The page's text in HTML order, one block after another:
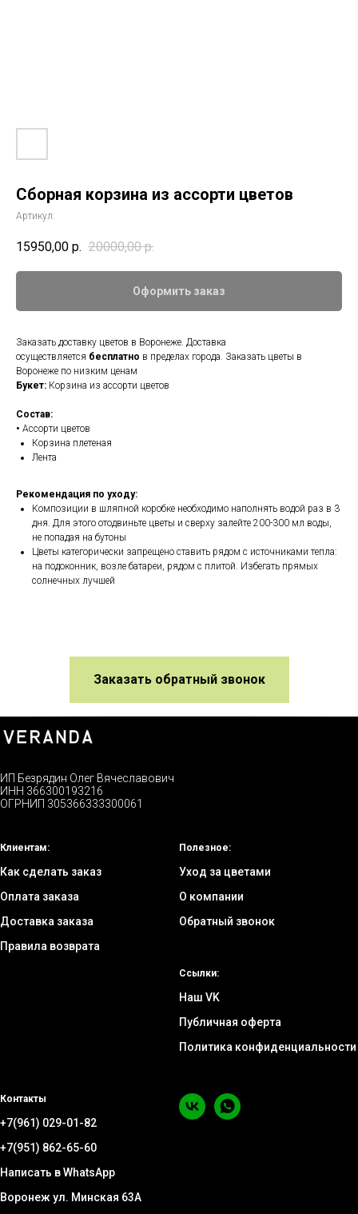
Сборная корзина из ассорти цветов
Артикул:
15950,00 р. 20000,00 р.
Оформить заказ
Заказать доставку цветов в Воронеже. Доставка
осуществляется бесплатно в пределах города. Заказать цветы в
Воронеже по низким ценам
Букет: Корзина из ассорти цветов
Состав:
• Ассорти цветов
Корзина плетеная
Лента
Рекомендация по уходу:
Композиции в шляпной коробке необходимо наполнять водой раз в 3
дня. Для этого отодвиньте цветы и сверху залейте 200-300 мл воды,
не попадая на бутоны
Цветы категорически запрещено ставить рядом с источниками тепла:
на подоконник, возле батареи, рядом с плитой. Избегать прямых
солнечных лучшей
Заказать обратный звонок
ИП Безрядин Олег Вячеславович
ИНН 366300193216
ОГРНИП 305366333300061
Клиентам:
Как сделать заказ
Оплата заказа
Доставка заказа
Правила возврата
Полезное:
Уход за цветами
О компании
Обратный звонок
Ссылки:
Наш VK
Публичная оферта
Политика конфиденциальности
Контакты
+7(961) 029-01-82
+7(951) 862-65-60
Написать в WhatsApp
Воронеж ул. Минская 63А